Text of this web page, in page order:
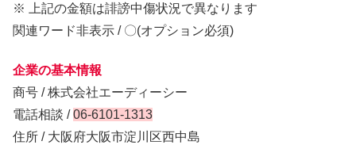
※ 上記の金額は誹謗中傷状況で異なります
関連ワード非表示 / 〇(オプション必須)
企業の基本情報
商号 / 株式会社エーディーシー
電話相談 /06-6101-1313
住所 / 大阪府大阪市淀川区西中島